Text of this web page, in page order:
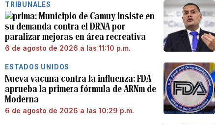
TRIBUNALES
Municipio de Camuy insiste en
su demanda contra el DRNA por
paralizar mejoras en área recreativa
6 de agosto de 2026 a las 11:10 p.m.
ESTADOS UNIDOS
Nueva vacuna contra la influenza: FDA
aprueba la primera fórmula de ARNm de
Moderna
6 de agosto de 2026 a las 10:29 p.m.